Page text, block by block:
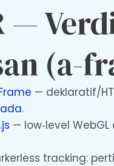
—
(a-
— deklaratif/
.
— low‑level
tracking: